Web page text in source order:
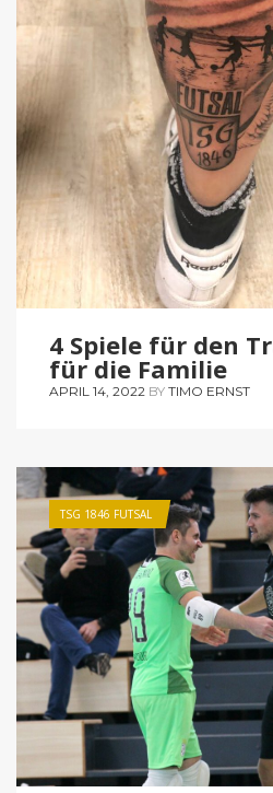
4 Spiele für den
für die Familie
APRIL 14, 2022 BY TIMO ERNST
TSG 1846 FUTSAL